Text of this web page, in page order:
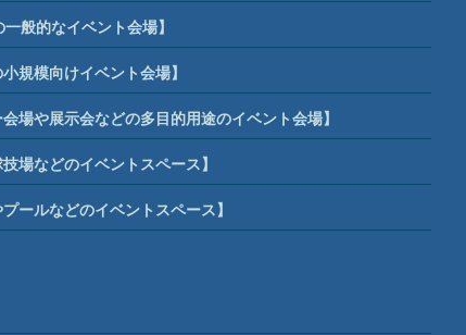
般的なイベント会場】
規模向けイベント会場】
場や展示会などの多目的用途のイベント会場】
場などのイベントスペース】
ールなどのイベントスペース】